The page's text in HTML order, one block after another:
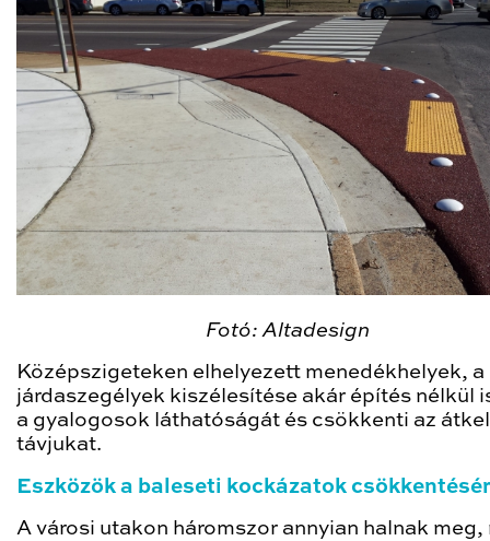
Fotó: Altadesign
Középszigeteken elhelyezett menedékhelyek, a
járdaszegélyek kiszélesítése akár építés nélkül
a gyalogosok láthatóságát és csökkenti az
távjukat.
Eszközök a baleseti kockázatok
A városi utakon háromszor annyian halnak meg,